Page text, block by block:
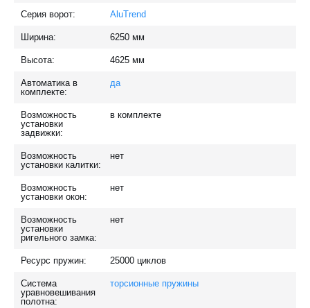
Серия ворот: AluTrend
Ширина: 6250 мм
Высота: 4625 мм
Автоматика в
комплекте:
да
Возможность
установки
задвижки:
в комплекте
Возможность
установки калитки:
нет
Возможность
установки окон:
нет
Возможность
установки
ригельного замка:
нет
Ресурс пружин: 25000 циклов
Система
уравновешивания
полотна:
торсионные пружины